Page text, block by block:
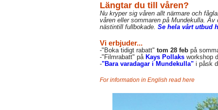
Längtar du till våren?
Nu kryper sig våren allt närmare och
våren eller sommaren på Mundekulla.Av
nästintill fullbokade. Se hela vårt utbud
Vi erbjuder...
-"Boka tidigt rabatt" tom 28 feb på
-"Filmrabatt" på Kays Pollaks workshop
-"Bara varadagar i Mundekulla" i påsk
For information in English read here